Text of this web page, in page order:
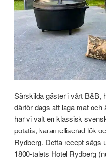
Särskilda gäster i vårt B&B,
därför dags att laga mat och
har vi valt en klassisk
potatis, karamelliserad lök
Rydberg. Detta recept sägs
1800-talets Hotel Rydberg